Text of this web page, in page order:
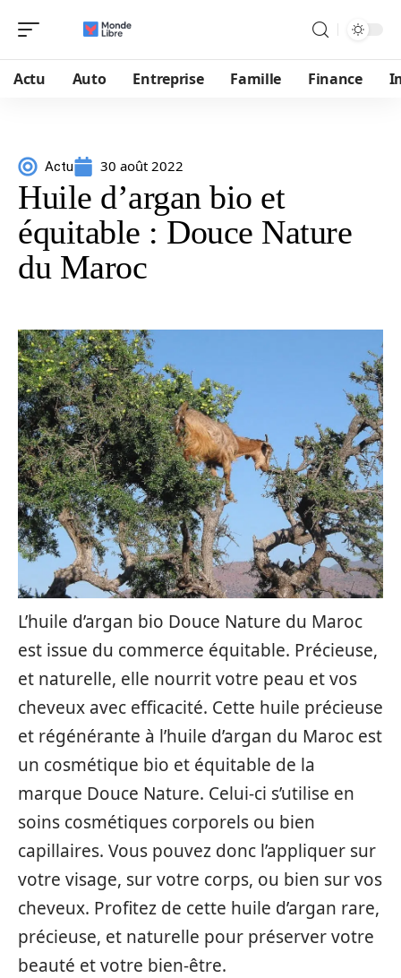
Actu Auto Entreprise Famille Finance
Actu 30 août 2022
Huile d’argan bio et
équitable : Douce Nature
du Maroc
L’huile d’argan bio Douce Nature du Maroc
est issue du commerce équitable. Précieuse,
et naturelle, elle nourrit votre peau et vos
cheveux avec efficacité. Cette huile précieuse
et régénérante à l’huile d’argan du Maroc est
un cosmétique bio et équitable de la
marque Douce Nature. Celui-ci s’utilise en
soins cosmétiques corporels ou bien
capillaires. Vous pouvez donc l’appliquer sur
votre visage, sur votre corps, ou bien sur vos
cheveux. Profitez de cette huile d’argan rare,
précieuse, et naturelle pour préserver votre
beauté et votre bien-être.